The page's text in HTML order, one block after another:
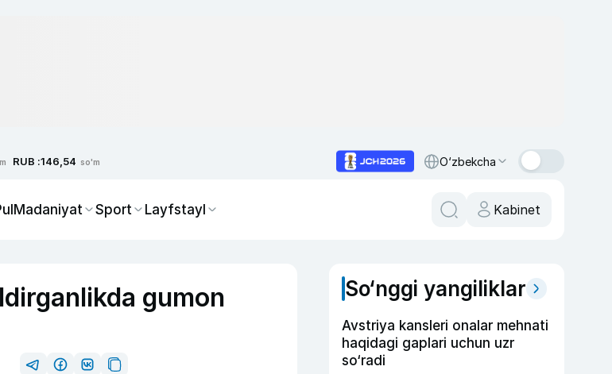
RUB :146,54 so'm O‘zbekcha
Madaniyat Sport Layfstayl Kabinet
gumon
So‘nggi yangiliklar
Avstriya kansleri onalar mehnati
haqidagi gaplari uchun uzr
so‘radi